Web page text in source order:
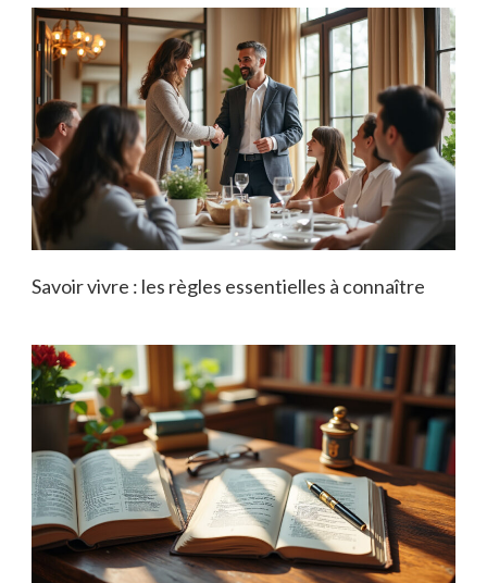
Savoir vivre : les règles essentielles à connaître